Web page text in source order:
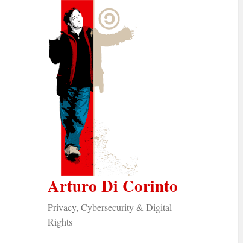
Arturo Di Corinto
Privacy, Cybersecurity & Digital
Rights